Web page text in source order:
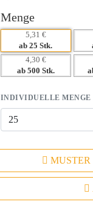
Menge
5,31 €
ab 25 Stk.
4,30 €
ab 500 Stk.
INDIVIDUELLE MENGE
MUSTER